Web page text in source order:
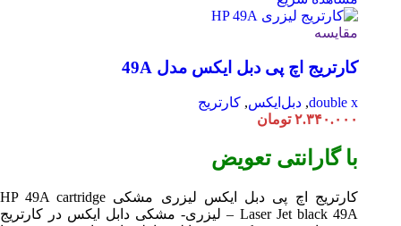
مقایسه
کارتریج اچ پی دبل ایکس مدل 49A
double x
, دبل‌ایکس, کارتریج
۲.۳۴۰.۰۰۰ تومان
با گارانتی تعویض
کارتریج اچ پی دبل ایکس لیزری مشکی HP 49A cartridge
Laser Jet black 49A – لیزری- مشکی دابل ایکس در کارتریج